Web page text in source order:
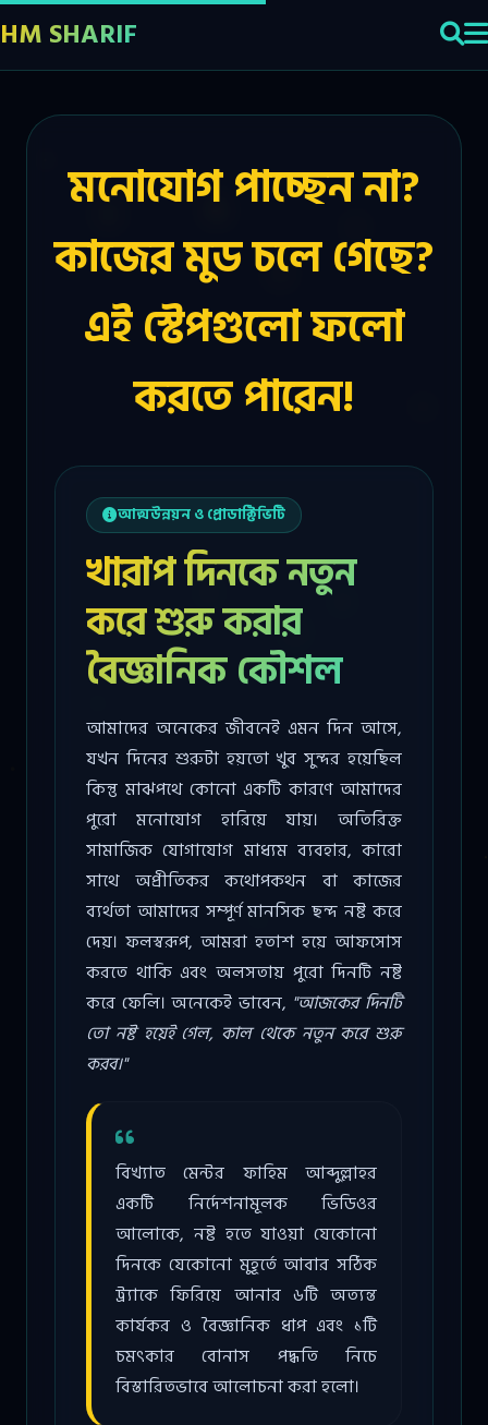
HM SHARIF
মনোযোগ পাচ্ছেন না?
কাজের মুড চলে গেছে?
এই স্টেপগুলো ফলো
করতে পারেন!
আত্মউন্নয়ন ও প্রোডাক্টিভিটি
খারাপ দিনকে নতুন
করে শুরু করার
বৈজ্ঞানিক কৌশল
আমাদের অনেকের জীবনেই এমন দিন আসে,
যখন দিনের শুরুটা হয়তো খুব সুন্দর হয়েছিল
কিন্তু মাঝপথে কোনো একটি কারণে আমাদের
পুরো মনোযোগ হারিয়ে যায়। অতিরিক্ত
সামাজিক যোগাযোগ মাধ্যম ব্যবহার, কারো
সাথে অপ্রীতিকর কথোপকথন বা কাজের
ব্যর্থতা আমাদের সম্পূর্ণ মানসিক ছন্দ নষ্ট করে
দেয়। ফলস্বরূপ, আমরা হতাশ হয়ে আফসোস
করতে থাকি এবং অলসতায় পুরো দিনটি নষ্ট
করে ফেলি। অনেকেই ভাবেন, "আজকের দিনটি
তো নষ্ট হয়েই গেল, কাল থেকে নতুন করে শুরু
করব।"
বিখ্যাত মেন্টর ফাহিম আব্দুল্লাহর
একটি নির্দেশনামূলক ভিডিওর
আলোকে, নষ্ট হতে যাওয়া যেকোনো
দিনকে যেকোনো মুহূর্তে আবার সঠিক
ট্র্যাকে ফিরিয়ে আনার ৬টি অত্যন্ত
কার্যকর ও বৈজ্ঞানিক ধাপ এবং ১টি
চমৎকার বোনাস পদ্ধতি নিচে
বিস্তারিতভাবে আলোচনা করা হলো।